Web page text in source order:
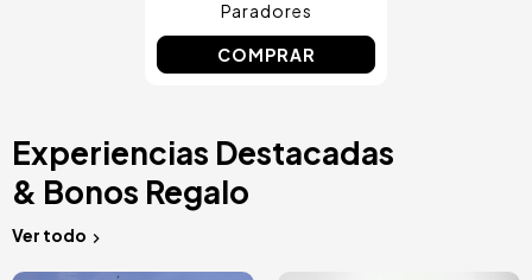
Paradores
COMPRAR
Experiencias Destacadas
& Bonos Regalo
Ver todo